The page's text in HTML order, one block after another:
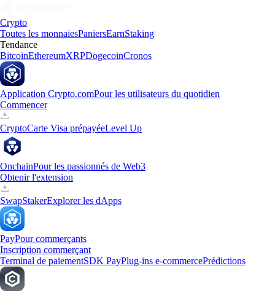
Crypto
Toutes les monnaiesPaniersEarnStaking
Tendance
BitcoinEthereumXRPDogecoinCronos
Application Crypto.comPour les utilisateurs du quotidien
Commencer
CryptoCarte Visa prépayéeLevel Up
OnchainPour les passionnés de Web3
Obtenir l'extension
SwapStakerExplorer les dApps
PayPour commerçants
Inscription commerçant
Terminal de paiementSDK PayPlug-ins e-commercePrédictions